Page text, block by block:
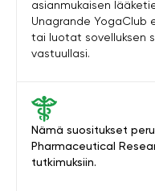
Nämä suositukset
Pharmaceutical
tutkimuksiin.
asianmukaisen
Unagrande YogaClub
tai luotat sovelluksen
vastuullasi.